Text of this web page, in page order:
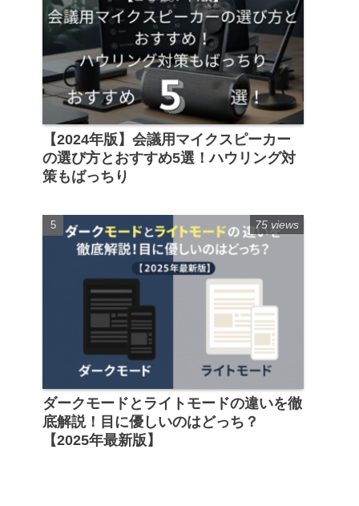
【2024年版】会議用マイクスピーカー
の選び方とおすすめ5選！ハウリング対
策もばっちり
ダークモードとライトモードの違いを徹
底解説！目に優しいのはどっち？
【2025年最新版】
75 views